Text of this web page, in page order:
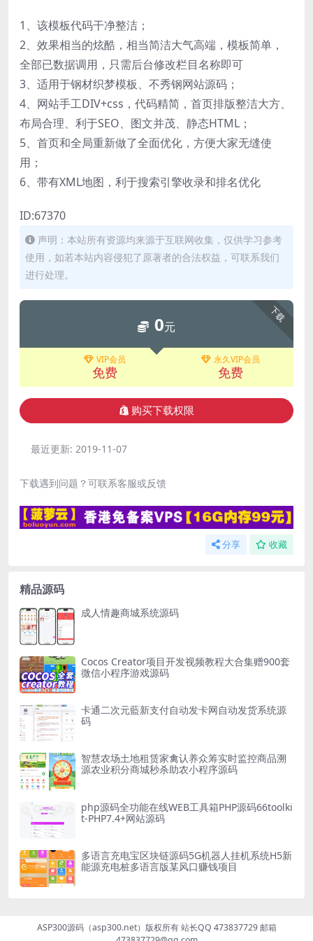
1、该模板代码干净整洁；
2、效果相当的炫酷，相当简洁大气高端，模板简单，
全部已数据调用，只需后台修改栏目名称即可
3、适用于钢材织梦模板、不秀钢网站源码；
4、网站手工DIV+css，代码精简，首页排版整洁大方、
布局合理、利于SEO、图文并茂、静态HTML；
5、首页和全局重新做了全面优化，方便大家无缝使
用；
6、带有XML地图，利于搜索引擎收录和排名优化
ID:67370
声明：本站所有资源均来源于互联网收集，仅供学习参考
使用，如若本站内容侵犯了原著者的合法权益，可联系我们
进行处理。
下载
0元
VIP会员
免费
永久VIP会员
免费
购买下载权限
最近更新: 2019-11-07
下载遇到问题？可联系客服或反馈
分享 收藏
精品源码
成人情趣商城系统源码
Cocos Creator项目开发视频教程大合集赠900套
微信小程序游戏源码
卡通二次元藍新支付自动发卡网自动发货系统源
码
智慧农场土地租赁家禽认养众筹实时监控商品溯
源农业积分商城秒杀助农小程序源码
php源码全功能在线WEB工具箱PHP源码66toolki
t-PHP7.4+网站源码
多语言充电宝区块链源码5G机器人挂机系统H5新
能源充电桩多语言版某风口赚钱项目
ASP300源码（asp300.net）版权所有 站长QQ 473837729 邮箱